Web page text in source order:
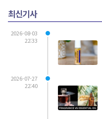
최신기사
2026-08-03
22:33
2026-07-27
22:40